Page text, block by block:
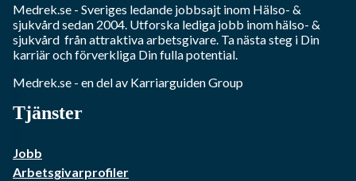
Medrek.se - Sveriges ledande jobbsajt inom Hälso- &
sjukvårdsedan 2004. Utforska lediga jobb inomhälso- &
sjukvård från attraktiva arbetsgivare. Ta nästa steg i Din
karriär och förverkliga Din fulla potential.
Medrek.se - en del av Karriarguiden Group
Tjänster
Jobb
Arbetsgivarprofiler